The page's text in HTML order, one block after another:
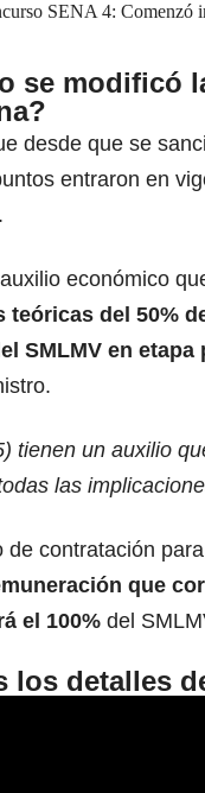
SENA 4: Comenzó
se modificó
desde que se
entraron en
económico
teóricas del 50%
SMLMV en etapa
tienen un auxilio
las
de contratación
que
el 100% del
los detalles